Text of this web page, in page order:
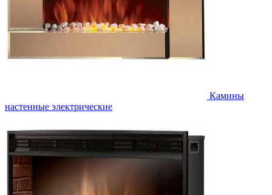
Камины
настенные электрические